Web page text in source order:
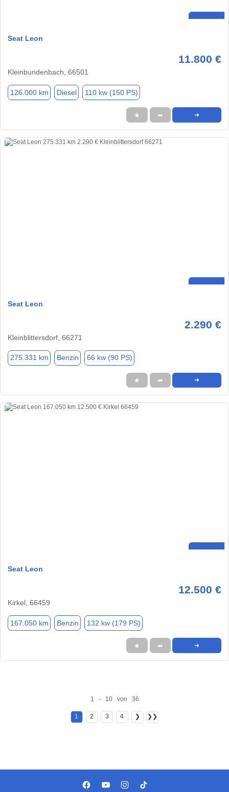
Seat Leon
11.800 €
Kleinbundenbach, 66501
126.000 km Diesel 110 kw (150 PS)
★ ➦ ➜
Seat Leon
2.290 €
Kleinblittersdorf, 66271
275.331 km Benzin 66 kw (90 PS)
★ ➦ ➜
Seat Leon
12.500 €
Kirkel, 66459
167.050 km Benzin 132 kw (179 PS)
★ ➦ ➜
1 - 10 von 36
1 2 3 4 ❯ ❯❯